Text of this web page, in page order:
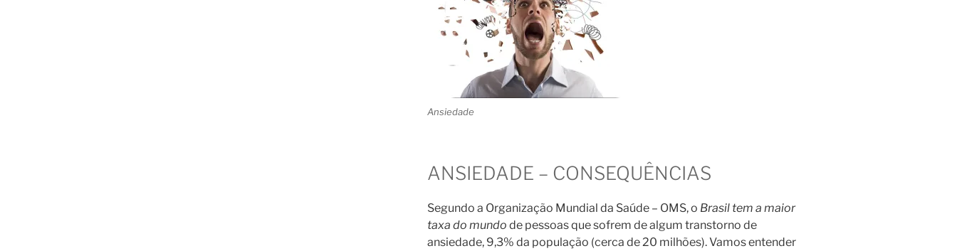
Ansiedade
ANSIEDADE – CONSEQUÊNCIAS
Segundo a Organização Mundial da Saúde – OMS, o Brasil tem a maior
taxa do mundo de pessoas que sofrem de algum transtorno de
ansiedade, 9,3% da população (cerca de 20 milhões). Vamos entender